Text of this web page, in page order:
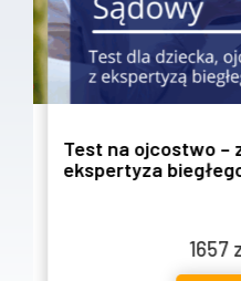
Test na ojcostwo –
ekspertyza biegłego
1657zł